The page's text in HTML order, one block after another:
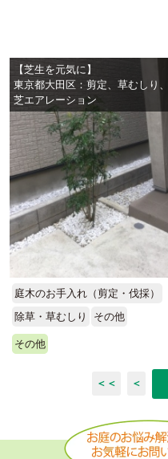
【芝生を元気に】
東京都大田区：剪定、草むしり、
芝エアレーション
庭木のお手入れ（剪定・伐採）
除草・草むしり
その他
その他
＜＜ ＜